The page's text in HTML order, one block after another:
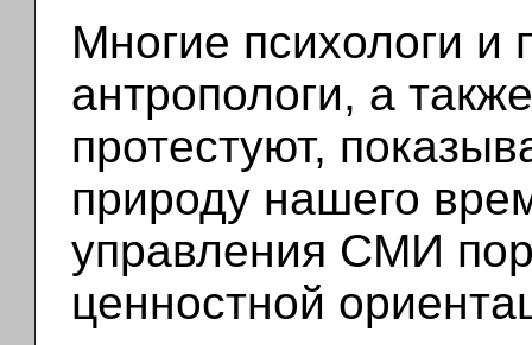
Многие психологи и
антропологи, а
протестуют,
природу нашего
управления СМИ
ценностной